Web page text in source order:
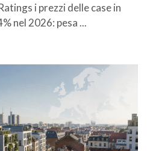
i prezzi delle case in
nel 2026: pesa ...